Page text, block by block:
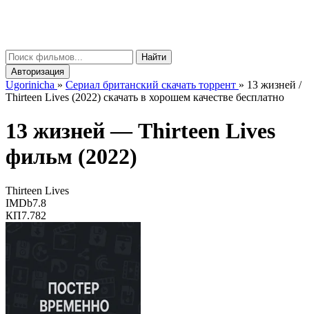
Найти
Авторизация
Ugorinicha » Сериал британский скачать торрент » 13 жизней /
Thirteen Lives (2022) скачать в хорошем качестве бесплатно
13 жизней —Thirteen Lives
фильм (2022)
Thirteen Lives
IMDb7.8
КП7.782